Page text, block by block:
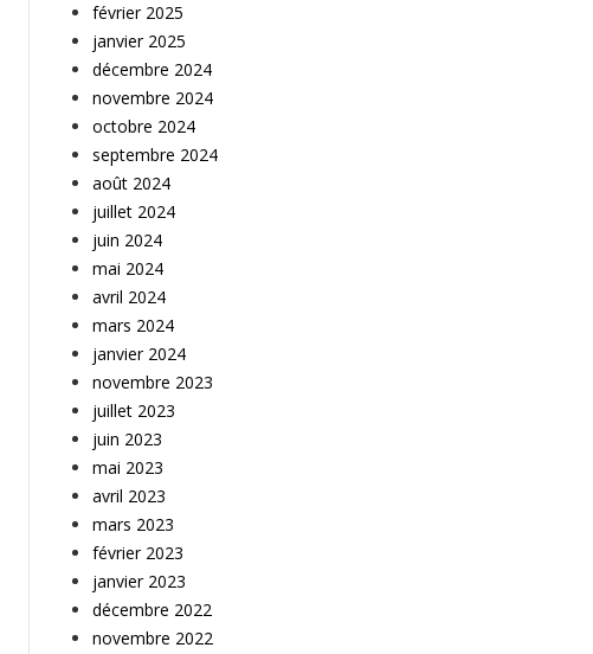
février 2025
janvier 2025
décembre 2024
novembre 2024
octobre 2024
septembre 2024
août 2024
juillet 2024
juin 2024
mai 2024
avril 2024
mars 2024
janvier 2024
novembre 2023
juillet 2023
juin 2023
mai 2023
avril 2023
mars 2023
février 2023
janvier 2023
décembre 2022
novembre 2022